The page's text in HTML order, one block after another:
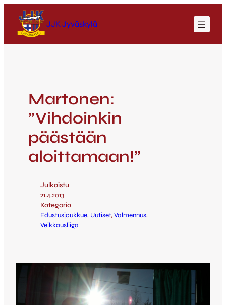
JJK Jyväskylä
Martonen:
”Vihdoinkin
päästään
aloittamaan!”
Julkaistu
21.4.2013
Kategoria
Edustusjoukkue, Uutiset, Valmennus
Veikkausliiga